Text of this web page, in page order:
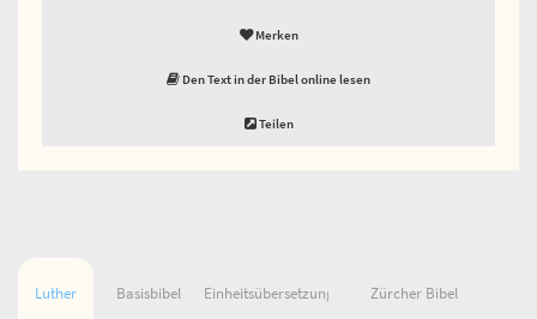
Merken
Den Text in der Bibel online lesen
Teilen
Luther Basisbibel Einheitsübersetzung Zürcher Bibel